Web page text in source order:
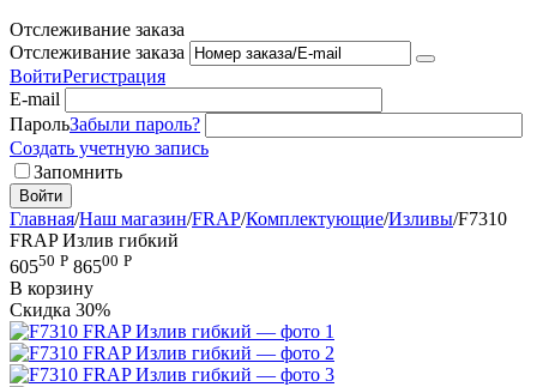
Отслеживание заказа
Отслеживание заказа
ВойтиРегистрация
E-mail
ПарольЗабыли пароль?
Создать учетную запись
Запомнить
Войти
Главная/Наш магазин/FRAP/Комплектующие/Изливы/F7310
FRAP Излив гибкий
60550 Р 86500 Р
В корзину
Скидка 30%